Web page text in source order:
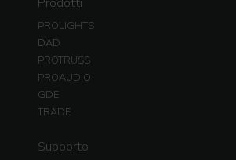
PROLIGHTS
DAD
PROTRUSS
PROAUDIO
GDE
TRADE
Supporto